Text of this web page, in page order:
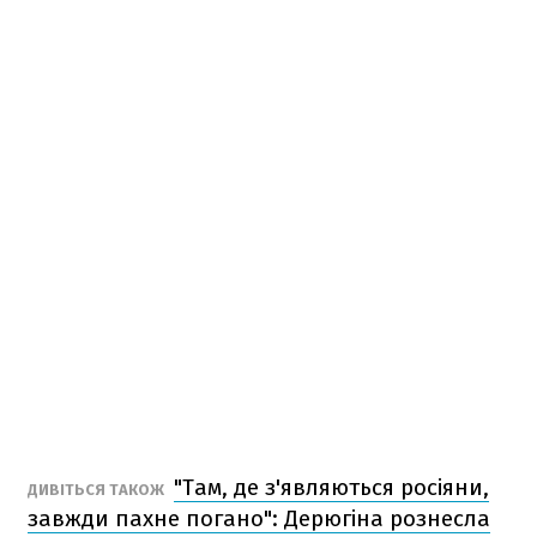
ДИВІТЬСЯ ТАКОЖ "Там, де з'являються росіяни,
завжди пахне погано": Дерюгіна рознесла